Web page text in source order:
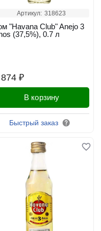
Артикул: 318623
₽
"Havana Club" Anejo 3
(37,5%), 0.7 л
В корзину
Быстрый заказ